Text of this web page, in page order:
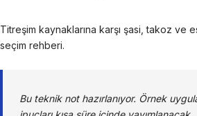
Titreşim kaynaklarına karşı şasi, takoz ve
seçim rehberi.
Bu teknik not hazırlanıyor. Örnek